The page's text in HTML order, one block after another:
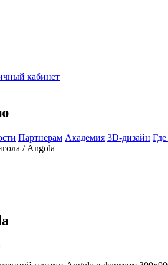
Партнерам Академия 3D-дизайн
/ Angola